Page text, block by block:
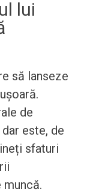
lui
să lanseze
de
este, de
sfaturi